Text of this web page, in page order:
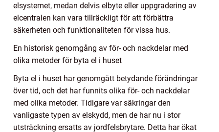
elsystemet, medan delvis elbyte eller uppgradering av
elcentralen kan vara tillräckligt för att förbättra
säkerheten och funktionaliteten för vissa hus.
En historisk genomgång av för- och nackdelar med
olika metoder för byta el i huset
Byta el i huset har genomgått betydande förändringar
över tid, och det har funnits olika för- och nackdelar
med olika metoder. Tidigare var säkringar den
vanligaste typen av elskydd, men de har nu i stor
utsträckning ersatts av jordfelsbrytare. Detta har ökat